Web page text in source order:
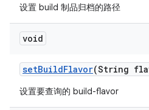
设置 build 制品归档的路径
void
setBuildFlavor(String
设置要查询的 build-flavor